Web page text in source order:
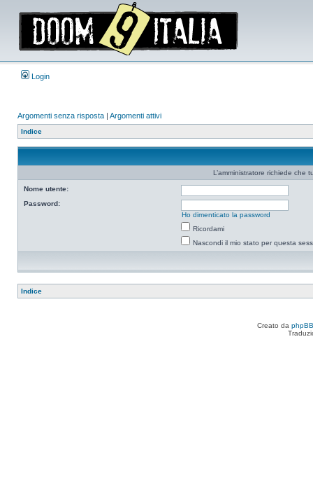
Login
Argomenti senza risposta | Argomenti attivi
Indice
L’amministratore richiede che
Nome utente:
Password:
Ho dimenticato la password
Ricordami
Nascondi il mio stato per questa
Indice
Creato da phpBB